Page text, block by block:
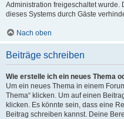
Administration freigeschaltet wurde.
dieses Systems durch Gäste
Nach oben
Beiträge schreiben
Wie erstelle ich ein neues Thema
Um ein neues Thema in einem
Thema“ klicken. Um auf einen
klicken. Es könnte sein, dass eine
Beitrag schreiben kannst. Deine